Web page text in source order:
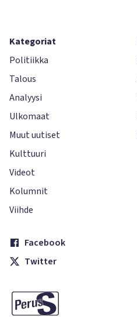
Kategoriat
Politiikka
Talous
Analyysi
Ulkomaat
Muut uutiset
Kulttuuri
Videot
Kolumnit
Viihde
Facebook
Twitter